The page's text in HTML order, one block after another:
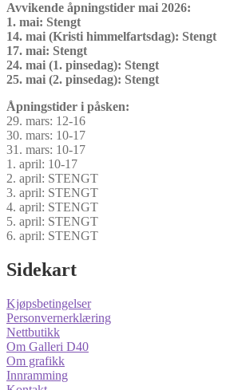
Avvikende åpningstider mai 2026:
1. mai: Stengt
14. mai (Kristi himmelfartsdag): Stengt
17. mai: Stengt
24. mai (1. pinsedag): Stengt
25. mai (2. pinsedag): Stengt
Åpningstider i påsken:
29. mars: 12-16
30. mars: 10-17
31. mars: 10-17
1. april: 10-17
2. april: STENGT
3. april: STENGT
4. april: STENGT
5. april: STENGT
6. april: STENGT
Sidekart
Kjøpsbetingelser
Personvernerklæring
Nettbutikk
Om Galleri D40
Om grafikk
Innramming